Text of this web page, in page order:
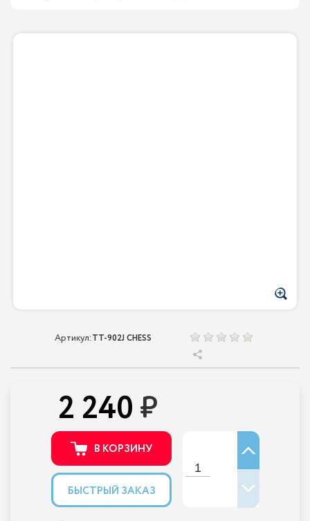
Артикул:TT-902J CHESS
2 240
В КОРЗИНУ
БЫСТРЫЙ ЗАКАЗ